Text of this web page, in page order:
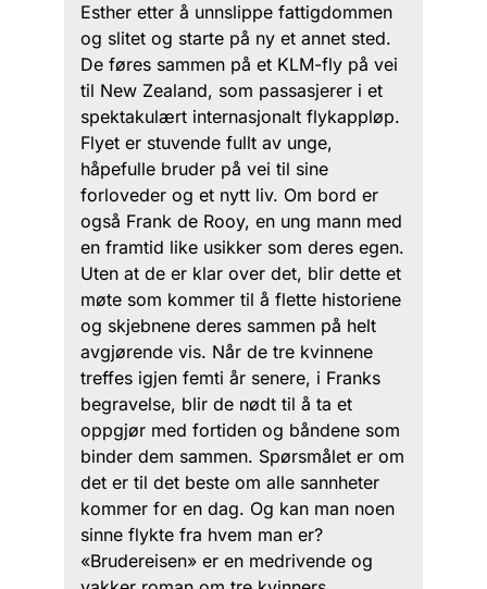
Esther etter å unnslippe fattigdommen
og slitet og starte på ny et annet sted.
De føres sammen på et KLM-fly på vei
til New Zealand, som passasjerer i et
spektakulært internasjonalt flykappløp.
Flyet er stuvende fullt av unge,
håpefulle bruder på vei til sine
forloveder og et nytt liv. Om bord er
også Frank de Rooy, en ung mann med
en framtid like usikker som deres egen.
Uten at de er klar over det, blir dette et
møte som kommer til å flette historiene
og skjebnene deres sammen på helt
avgjørende vis. Når de tre kvinnene
treffes igjen femti år senere, i Franks
begravelse, blir de nødt til å ta et
oppgjør med fortiden og båndene som
binder dem sammen. Spørsmålet er om
det er til det beste om alle sannheter
kommer for en dag. Og kan man noen
sinne flykte fra hvem man er?
«Brudereisen» er en medrivende og